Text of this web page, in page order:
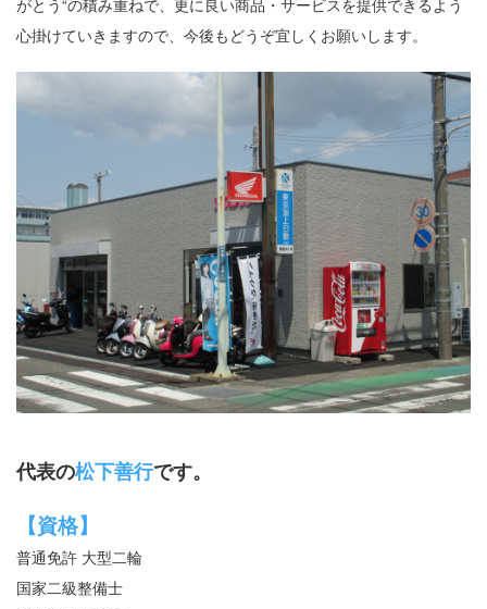
心掛けていきますので、今後もどうぞ宜しくお願いします。
代表の松下善行です。
【資格】
普通免許 大型二輪
国家二級整備士